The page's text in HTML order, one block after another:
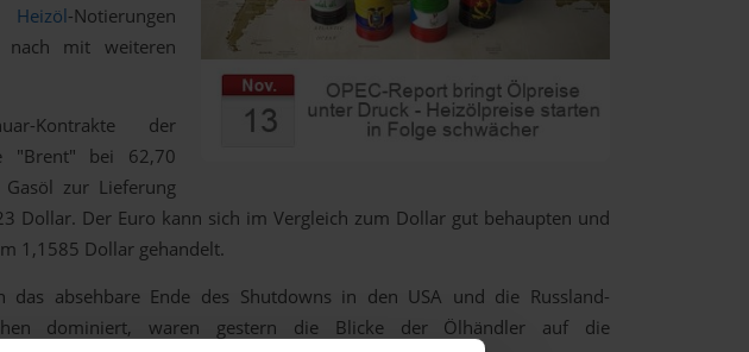
Heizöl-Notierungen
nach mit weiteren
Kontrakte der
"Brent" bei 62,70
zur Lieferung
Dollar. Der Euro kann sich im Vergleich zum Dollar gut behaupten und
1,1585 Dollar gehandelt.
das absehbare Ende des Shutdowns in den USA und die Russland-
dominiert, waren gestern die Blicke der Ölhändler auf die